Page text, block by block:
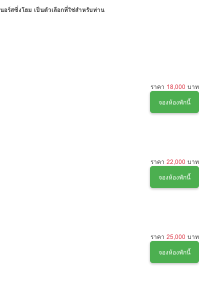
ร์สซิ่งโฮม เป็นตัวเลือกที่ใช่สำหรับท่าน
ราคา 18,000 บาท
จองห้องพักนี้
ราคา22,000 บาท
จองห้องพักนี้
ราคา25,000 บาท
จองห้องพักนี้